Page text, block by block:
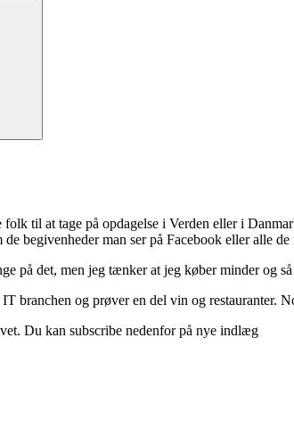
til at tage på opdagelse i Verden eller i
begivenheder man ser på Facebook eller alle de
på det, men jeg tænker at jeg køber minder og
branchen og prøver en del vin og restauranter.
Du kan subscribe nedenfor på nye indlæg